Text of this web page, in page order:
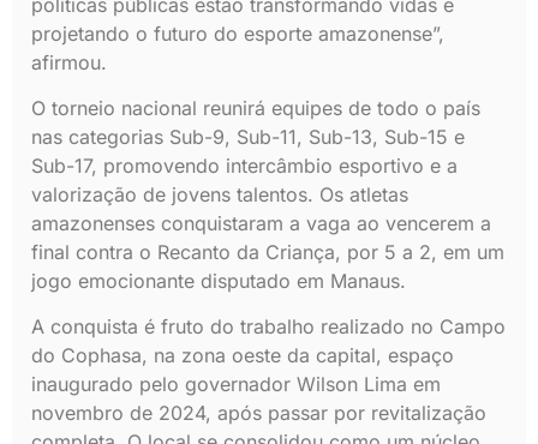
projetando o futuro do esporte amazonense”,
afirmou.
O torneio nacional reunirá equipes de todo o país
nas categorias Sub-9, Sub-11, Sub-13, Sub-15 e
Sub-17, promovendo intercâmbio esportivo e a
valorização de jovens talentos. Os atletas
amazonenses conquistaram a vaga ao vencerem a
final contra o Recanto da Criança, por 5 a 2, em um
jogo emocionante disputado em Manaus.
A conquista é fruto do trabalho realizado no Campo
do Cophasa, na zona oeste da capital, espaço
inaugurado pelo governador Wilson Lima em
novembro de 2024, após passar por revitalização